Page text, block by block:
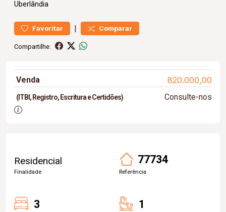
Uberlândia
Favoritar | Comparar
Compartilhe:
Venda 820.000,00
(ITBI, Registro, Escritura e Certidões) Consulte-nos
Residencial
Finalidade
77734
Referência
3 1